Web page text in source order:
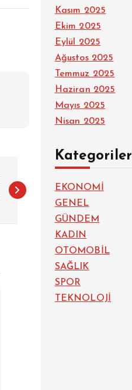
Kasım 2025
Ekim 2025
Eylül 2025
Ağustos 2025
Temmuz 2025
Haziran 2025
Mayıs 2025
Nisan 2025
Kategoriler
EKONOMİ
GENEL
GÜNDEM
KADIN
OTOMOBİL
SAĞLIK
SPOR
TEKNOLOJİ